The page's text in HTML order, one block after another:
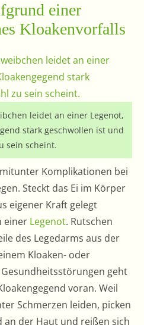
einer
Kloakenvorfalls
leidet an einer Legenot,
stark geschwollen ist und
sein scheint.
Komplikationen bei
Steckt das Ei im Körper
eigener Kraft gelegt
einer Legenot. Rutschen
des Legedarms aus der
Kloaken- oder
geht
voran. Weil
Schmerzen leiden, picken
an der Haut und reißen sich